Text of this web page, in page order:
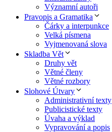
Významní autoři
Pravopis a Gramatika
Čárky a interpunkce
Velká písmena
Vyjmenovaná slova
Skladba Vět
Druhy vět
Větné členy
Větné rozbory
Slohové Útvary
Administrativní texty
Publicistické texty
Úvaha a výklad
Vypravování a popis